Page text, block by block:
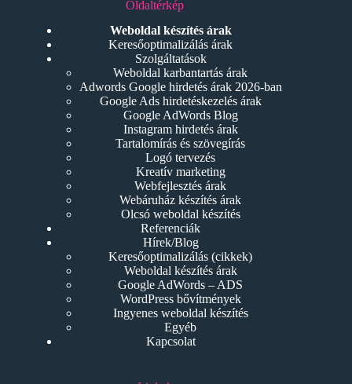
Oldaltérkép
Weboldal készítés árak
Keresőoptimalizálás árak
Szolgáltatások
Weboldal karbantartás árak
Adwords Google hirdetés árak 2026-ban
Google Ads hirdetéskezelés árak
Google AdWords Blog
Instagram hirdetés árak
Tartalomírás és szövegírás
Logó tervezés
Kreatív marketing
Webfejlesztés árak
Webáruház készítés árak
Olcsó weboldal készítés
Referenciák
Hírek/Blog
Keresőoptimalizálás (cikkek)
Weboldal készítés árak
Google AdWords – ADS
WordPress bővítmények
Ingyenes weboldal készítés
Egyéb
Kapcsolat